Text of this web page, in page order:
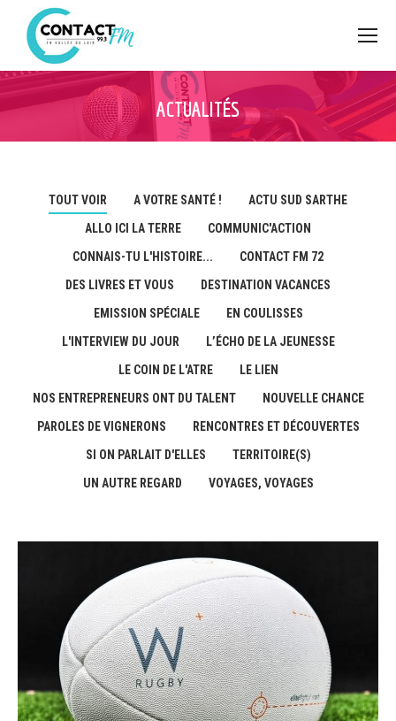
ACTUALITÉS
TOUT VOIR A VOTRE SANTÉ !
ACTU SUD SARTHE
ALLO ICI LA TERRE
COMMUNIC'ACTION
CONNAIS-TU L'HISTOIRE...
CONTACT FM 72
DES LIVRES ET VOUS
DESTINATION VACANCES
EMISSION SPÉCIALE
EN COULISSES
L'INTERVIEW DU JOUR
L’ÉCHO DE LA JEUNESSE
LE COIN DE L'ATRE
LE LIEN
NOS ENTREPRENEURS ONT DU TALENT
NOUVELLE CHANCE
PAROLES DE VIGNERONS
RENCONTRES ET DÉCOUVERTES
SI ON PARLAIT D'ELLES
TERRITOIRE(S)
UN AUTRE REGARD
VOYAGES, VOYAGES